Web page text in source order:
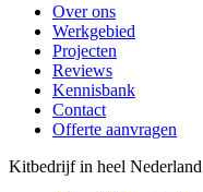
Over ons
Werkgebied
Projecten
Reviews
Kennisbank
Contact
Offerte aanvragen
Kitbedrijf in heel Nederland